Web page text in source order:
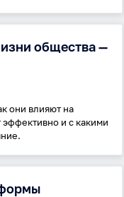
общества —
они влияют на
эффективно и с какими